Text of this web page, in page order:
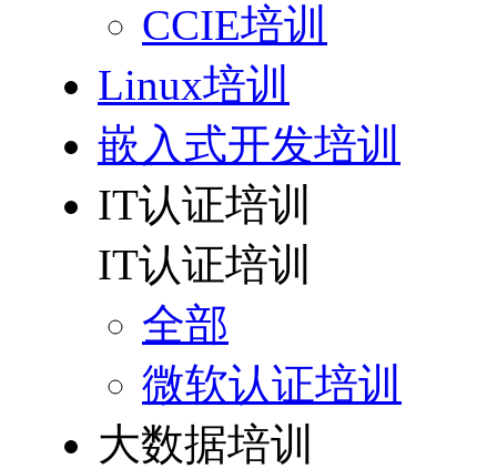
CCIE培训
Linux培训
嵌入式开发培训
IT认证培训
IT认证培训
全部
微软认证培训
大数据培训